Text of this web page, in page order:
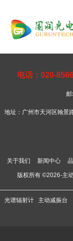
电话：020-
地址：广州市天河区翰景
关于我们 新闻中心
版权所有 ©2026-主
光谱辐射计 主动减振台